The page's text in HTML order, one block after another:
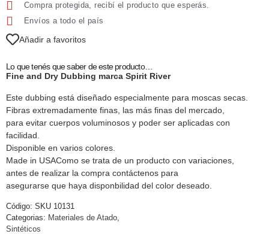
Compra protegida, recibí el producto que esperás.
Envíos a todo el país
Añadir a favoritos
Lo que tenés que saber de este producto…
Fine and Dry Dubbing marca Spirit River
Este dubbing está diseñado especialmente para moscas secas.
Fibras extremadamente finas, las más finas del mercado,
para evitar cuerpos voluminosos y poder ser aplicadas con
facilidad.
Disponible en varios colores.
Made in USAComo se trata de un producto con variaciones,
antes de realizar la compra contáctenos para
asegurarse que haya disponbilidad del color deseado.
Código: SKU 10131
Categorias: Materiales de Atado
Sintéticos